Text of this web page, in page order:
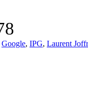
Google, IPG, Laurent